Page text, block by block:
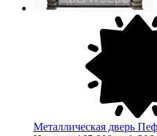
Металлическая дверь